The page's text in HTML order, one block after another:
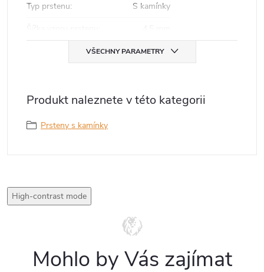
Typ prstenu:
S kamínky
VŠECHNY PARAMETRY
Produkt naleznete v této kategorii
Prsteny s kamínky
High-contrast mode
Mohlo by Vás zajímat